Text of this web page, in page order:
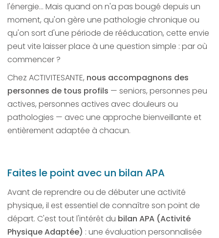
l'énergie… Mais quand on n'a pas bougé depuis un
moment, qu'on gère une pathologie chronique ou
qu'on sort d'une période de rééducation, cette envie
peut vite laisser place à une question simple : par où
commencer ?
Chez ACTIVITESANTE, nous accompagnons des
personnes de tous profils — seniors, personnes peu
actives, personnes actives avec douleurs ou
pathologies — avec une approche bienveillante et
entièrement adaptée à chacun.
Faites le point avec un bilan APA
Avant de reprendre ou de débuter une activité
physique, il est essentiel de connaître son point de
départ. C'est tout l'intérêt du bilan APA (Activité
Physique Adaptée) : une évaluation personnalisée